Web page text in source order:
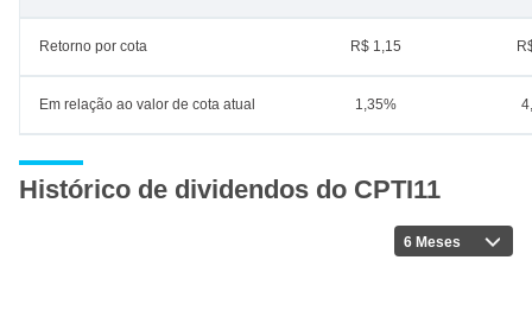
Retorno por cota R$ 1,15
Em relação ao valor de cota atual 1,35%
Histórico de dividendos do CPTI11
6 Meses